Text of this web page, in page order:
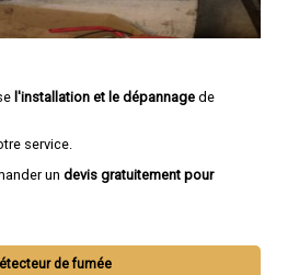
l'installation et le dépannage de
service.
un devis gratuitement pour
de fumée